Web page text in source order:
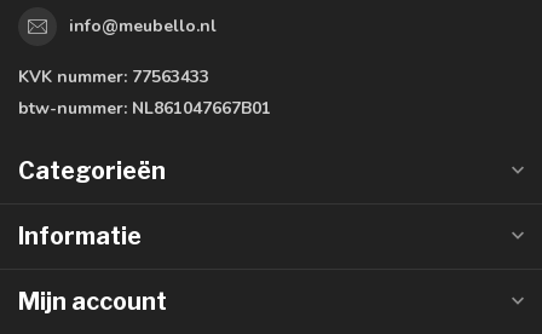
info@meubello.nl
KVK nummer: 77563433
btw-nummer: NL861047667B01
Categorieën
Informatie
Mijn account